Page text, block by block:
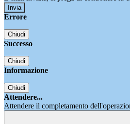
Errore
Chiudi
Successo
Chiudi
Informazione
Chiudi
Attendere...
Attendere il completamento